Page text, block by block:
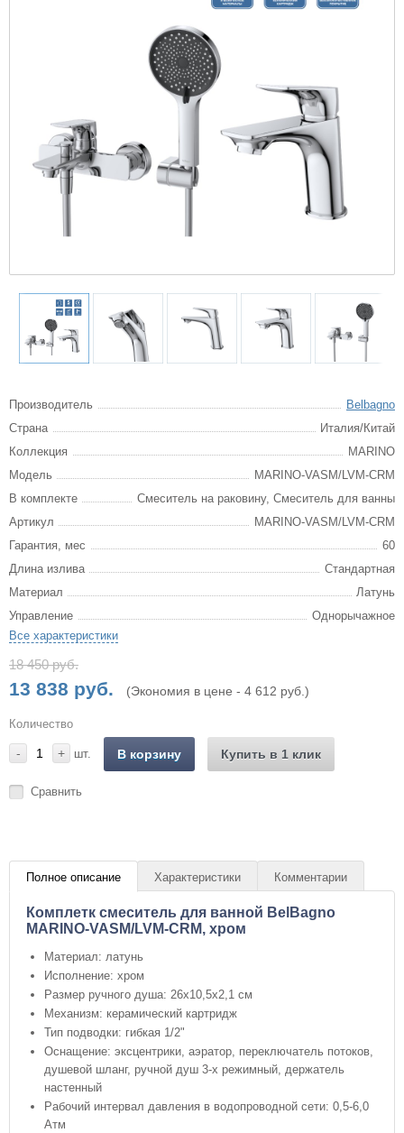
Производитель
Belbagno
Страна
Италия/Китай
Коллекция
MARINO
Модель
MARINO-VASM/LVM-CRM
В комплекте
Смеситель на раковину, Смеситель для ванны
Артикул
MARINO-VASM/LVM-CRM
Гарантия, мес
60
Длина излива
Стандартная
Материал
Латунь
Управление
Однорычажное
Все характеристики
18 450 руб.
13 838 руб. (Экономия в цене - 4 612 руб.)
Количество
- + шт. В корзину Купить в 1 клик
Сравнить
Полное описание Характеристики Комментарии
Комплетк смеситель для ванной BelBagno
MARINO-VASM/LVM-CRM, хром
Материал: латунь
Исполнение: хром
Размер ручного душа: 26х10,5х2,1 см
Механизм: керамический картридж
Тип подводки: гибкая 1/2"
Оснащение: эксцентрики, аэратор, переключатель потоков,
душевой шланг, ручной душ 3-х режимный, держатель
настенный
Рабочий интервал давления в водопроводной сети: 0,5-6,0
Атм